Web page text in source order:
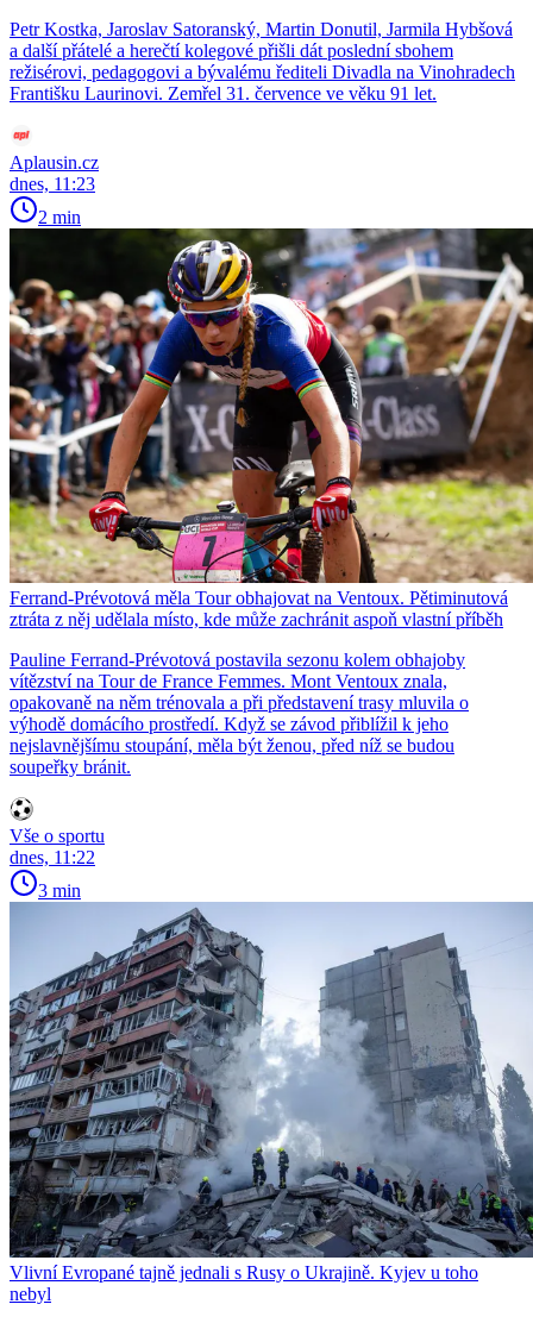
Petr Kostka, Jaroslav Satoranský, Martin Donutil, Jarmila Hybšová
a další přátelé a herečtí kolegové přišli dát poslední sbohem
režisérovi, pedagogovi a bývalému řediteli Divadla na Vinohradech
Františku Laurinovi. Zemřel 31. července ve věku 91 let.
Aplausin.cz
dnes, 11:23
2 min
Ferrand-Prévotová měla Tour obhajovat na Ventoux. Pětiminutová
ztráta z něj udělala místo, kde může zachránit aspoň vlastní příběh
Pauline Ferrand-Prévotová postavila sezonu kolem obhajoby
vítězství na Tour de France Femmes. Mont Ventoux znala,
opakovaně na něm trénovala a při představení trasy mluvila o
výhodě domácího prostředí. Když se závod přiblížil k jeho
nejslavnějšímu stoupání, měla být ženou, před níž se budou
soupeřky bránit.
Vše o sportu
dnes, 11:22
3 min
Vlivní Evropané tajně jednali s Rusy o Ukrajině. Kyjev u toho
nebyl